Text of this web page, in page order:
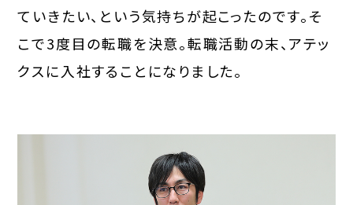
ていきたい、という気持ちが起こったのです。そ
こで3度目の転職を決意。転職活動の末、アテッ
クスに入社することになりました。